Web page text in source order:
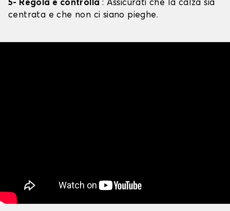
5- Regola e controlla : Assicurati che la calza sia
centrata e che non ci siano pieghe.